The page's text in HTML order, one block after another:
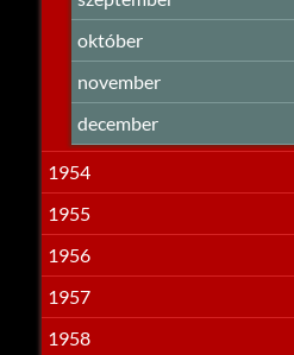
október
november
december
1954
1955
1956
1957
1958